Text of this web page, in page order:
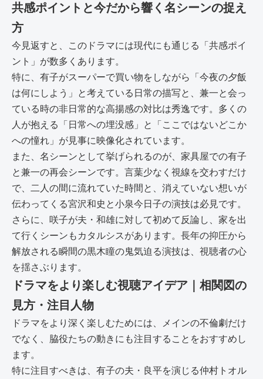
共感ポイントと今だから響く名シーンの捉え
方
今見返すと、このドラマには現代にも通じる「共感ポイ
ント」が数多くあります。
特に、有子がスーパーで買い物をしながら「今夜の夕飯
は何にしよう」と考えている日常の描写と、兼一と会っ
ている時の非日常的な高揚感の対比は秀逸です。多くの
人が抱える「日常への埋没感」と「ここではないどこか
への憧れ」が見事に映像化されています。
また、名シーンとして挙げられるのが、家具屋での有子
と兼一の再会シーンです。言葉少なく視線を交わすだけ
で、二人の間に流れていた時間と、消えていない想いが
伝わってくる宮沢和史と小泉今日子の演技は必見です。
さらに、咲子が夫・和雄に対して初めて反論し、家を出
て行くシーンもカタルシスがあります。長年の抑圧から
解放される瞬間の黒木瞳の鬼気迫る演技は、視聴者の心
を揺さぶります。
ドラマをより楽しむ視聴アイデア｜相関図の
見方・注目人物
ドラマをより深く楽しむためには、メインの不倫劇だけ
でなく、脇役たちの動きにも注目することをおすすめし
ます。
特に注目すべきは、有子の夫・良平を演じる仲村トオル